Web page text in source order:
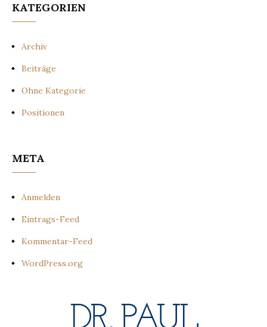
KATEGORIEN
Archiv
Beiträge
Ohne Kategorie
Positionen
META
Anmelden
Eintrags-Feed
Kommentar-Feed
WordPress.org
DR. PAUL